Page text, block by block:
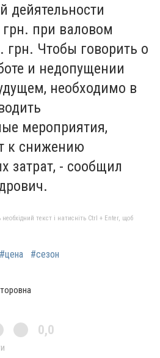
дейятельности
при валовом
грн. Чтобы говорить о
и недопущении
необходимо в
мероприятия,
к снижению
затрат, - сообщил
текст і натисніть Ctrl + Enter, щоб
#цена #сезон
0,0